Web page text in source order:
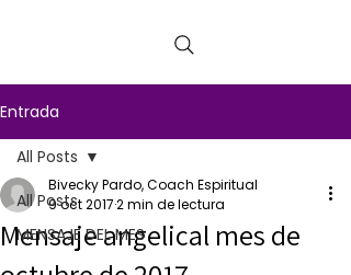
Entrada
All Posts
MENSAJE DEL MES
All Posts
Mensaje angelical mes de
Bivecky Pardo, Coach Espiritual
9 oct 20172 min de lectura